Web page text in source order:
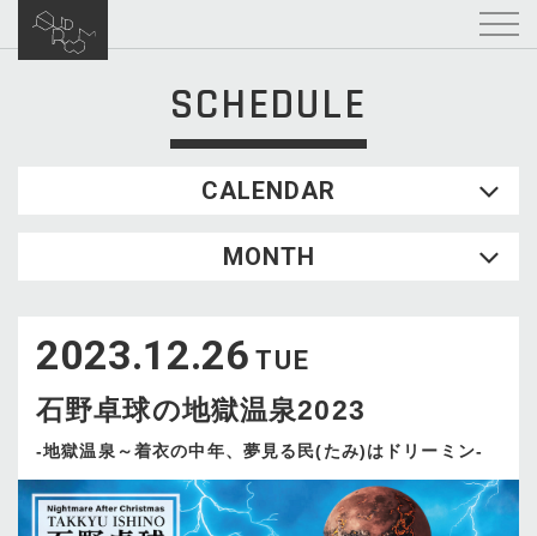
SCHEDULE
CALENDAR
WED
2
3 4 5
16
17 18 19 20
23
24 25 26 27 28
29
30
31
MONTH
2023.12.26 TUE
石野卓球の地獄温泉2023
-地獄温泉～着衣の中年、夢見る民(たみ)はドリーミン-